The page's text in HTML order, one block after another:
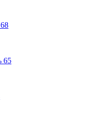
68
65